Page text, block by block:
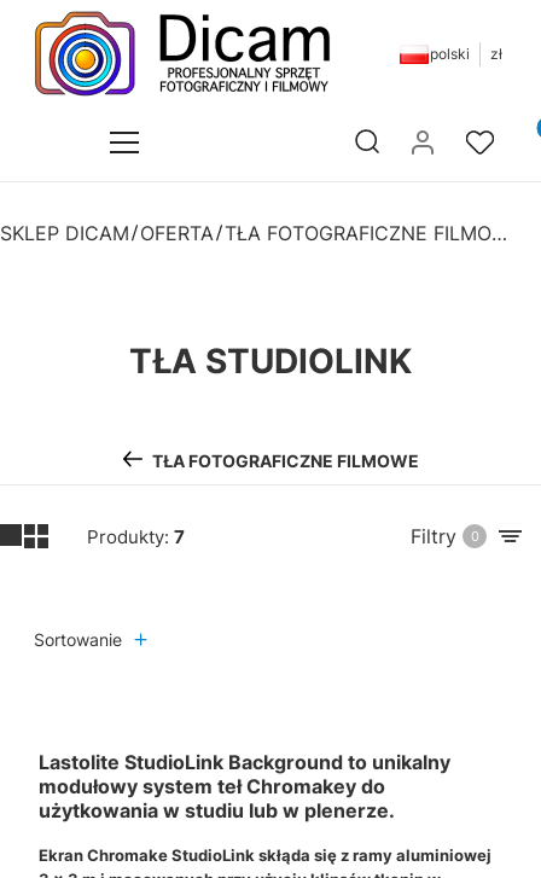
polski zł
Otwórz wyszukiwarkę
SKLEP DICAM OFERTA TŁA FOTOGRAFICZNE FILMOWE
TŁA STUDIOLINK
TŁA FOTOGRAFICZNE FILMOWE
Produkty: 7 Filtry 0
Sortowanie
Lastolite StudioLink Background to unikalny
modułowy system teł Chromakey do
użytkowania w studiu lub w plenerze.
Ekran Chromake StudioLink skłąda się z ramy aluminiowej